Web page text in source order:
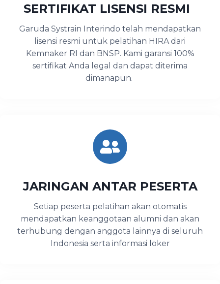
SERTIFIKAT LISENSI RESMI
Garuda Systrain Interindo telah mendapatkan
lisensi resmi untuk pelatihan HIRA dari
Kemnaker RI dan BNSP. Kami garansi 100%
sertifikat Anda legal dan dapat diterima
dimanapun.
JARINGAN ANTAR PESERTA
Setiap peserta pelatihan akan otomatis
mendapatkan keanggotaan alumni dan akan
terhubung dengan anggota lainnya di seluruh
Indonesia serta informasi loker